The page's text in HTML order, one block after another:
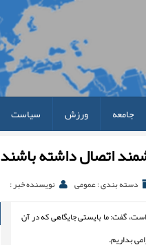
جامعه ورزش سیاست
اتصال داشته باشند
دسته بندی : عمومی
نویسنده خبر :
گفت: ما بایستی جایگاهی که در آن
بداریم.